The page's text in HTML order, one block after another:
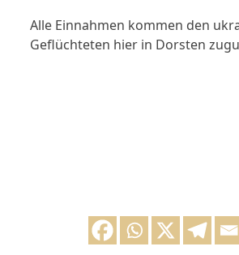
Alle Einnahmen kommen den
Geflüchteten hier in Dorsten